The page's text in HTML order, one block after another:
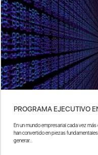
PROGRAMA EJECUTIVO
En un mundo empresarial cada vez
han convertido en piezas
generar...